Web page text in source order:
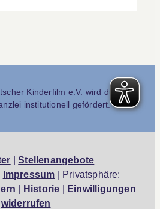
Kinderfilm e.V. wird durch
institutionell gefördert.
|Stellenangebote
Impressum | Privatsphäre:
Historie
Einwilligungen
widerrufen